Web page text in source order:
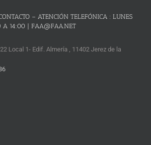
– ATENCIÓN TELEFÓNICA : LUNES
A 14:00 | FAA@FAA.NET
Local 1- Edif. Almería , 11402 Jerez de la